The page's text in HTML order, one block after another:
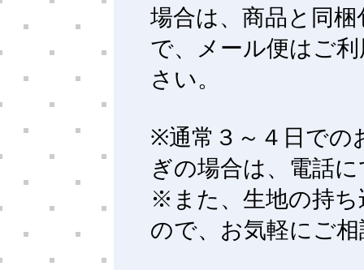
場合は、商品と同
で、メール便はご
さい。
※通常３～４日での
ぎの場合は、電話
※また、生地の持
ので、お気軽にご